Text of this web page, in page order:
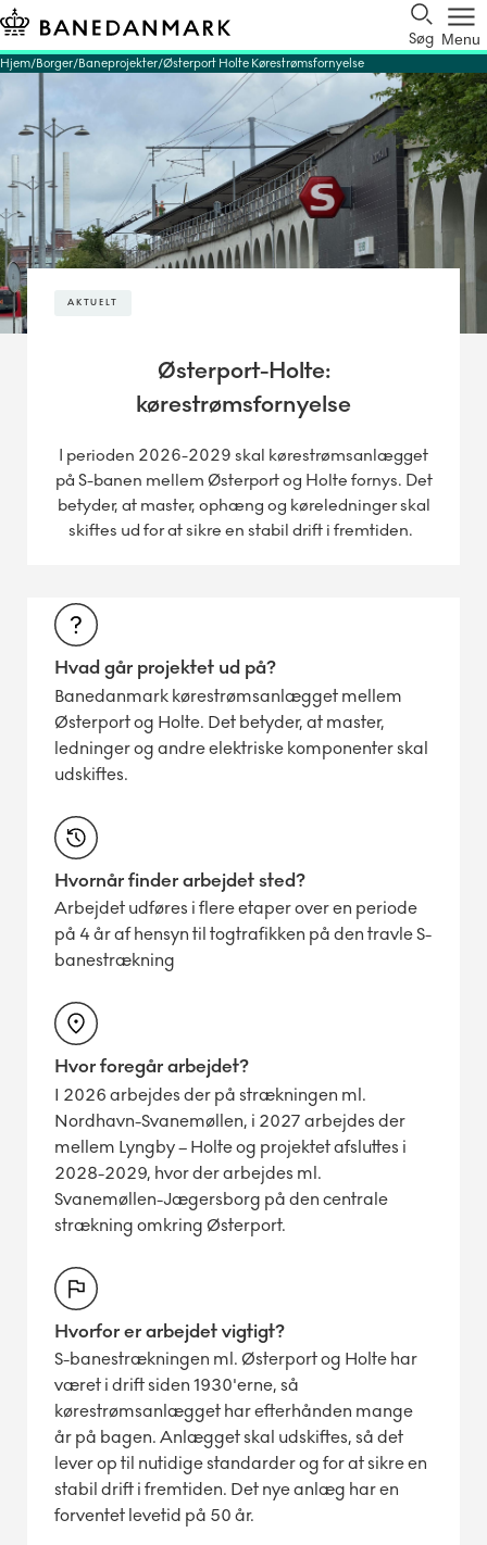
Søg Menu
Hjem Borger Baneprojekter Østerport Holte Kørestrømsfornyelse
AKTUELT
Østerport-Holte:
kørestrømsfornyelse
I perioden 2026-2029 skal kørestrømsanlægget
på S-banen mellem Østerport og Holte fornys. Det
betyder, at master, ophæng og køreledninger skal
skiftes ud for at sikre en stabil drift i fremtiden.
Hvad går projektet ud på?
Banedanmark kørestrømsanlægget mellem
Østerport og Holte. Det betyder, at master,
ledninger og andre elektriske komponenter skal
udskiftes.
Hvornår finder arbejdet sted?
Arbejdet udføres i flere etaper over en periode
på 4 år af hensyn til togtrafikken på den travle S-
banestrækning
Hvor foregår arbejdet?
I 2026 arbejdes der på strækningen ml.
Nordhavn-Svanemøllen, i 2027 arbejdes der
mellem Lyngby – Holte og projektet afsluttes i
2028-2029, hvor der arbejdes ml.
Svanemøllen-Jægersborg på den centrale
strækning omkring Østerport.
Hvorfor er arbejdet vigtigt?
S-banestrækningen ml. Østerport og Holte har
været i drift siden 1930'erne, så
kørestrømsanlægget har efterhånden mange
år på bagen. Anlægget skal udskiftes, så det
lever op til nutidige standarder og for at sikre en
stabil drift i fremtiden. Det nye anlæg har en
forventet levetid på 50 år.